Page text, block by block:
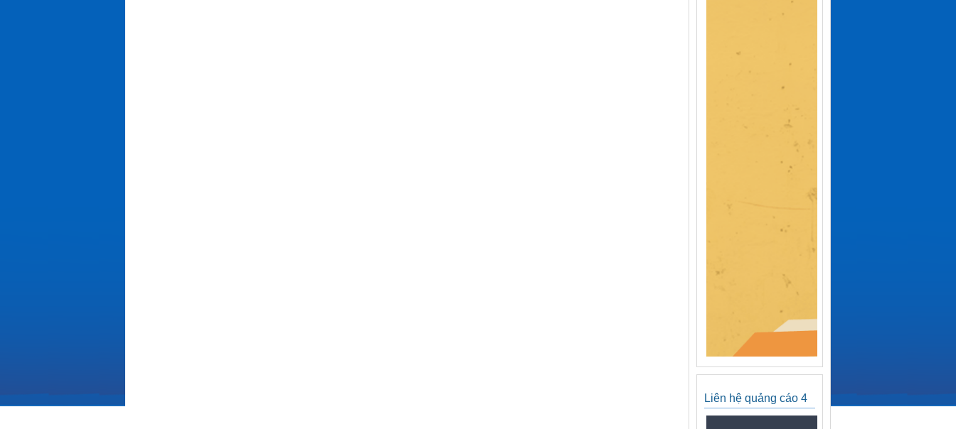
Liên hệ quảng cáo 4